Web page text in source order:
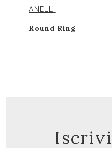
ANELLI
Round Ring